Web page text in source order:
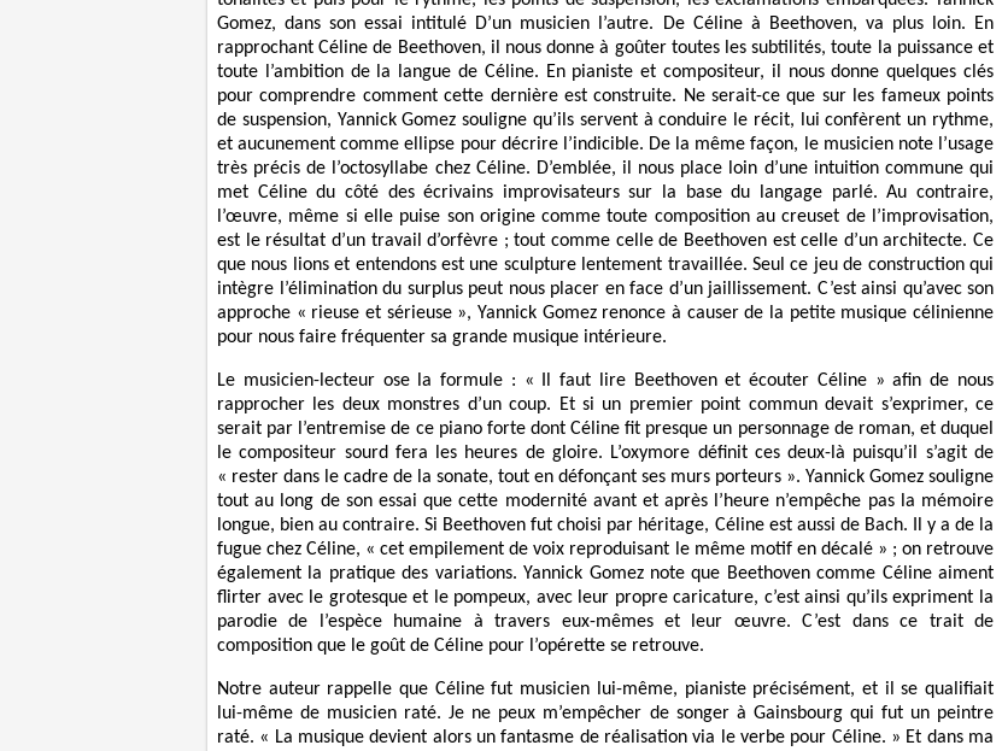
Gomez, dans son essai intitulé D’un musicien l’autre. De Céline à Beethoven, va plus loin. En
rapprochant Céline de Beethoven, il nous donne à goûter toutes les subtilités, toute la puissance et
toute l’ambition de la langue de Céline. En pianiste et compositeur, il nous donne quelques clés
pour comprendre comment cette dernière est construite. Ne serait-ce que sur les fameux points
de suspension, Yannick Gomez souligne qu’ils servent à conduire le récit, lui confèrent un rythme,
et aucunement comme ellipse pour décrire l’indicible. De la même façon, le musicien note l’usage
très précis de l’octosyllabe chez Céline. D’emblée, il nous place loin d’une intuition commune qui
met Céline du côté des écrivains improvisateurs sur la base du langage parlé. Au contraire,
l’œuvre, même si elle puise son origine comme toute composition au creuset de l’improvisation,
est le résultat d’un travail d’orfèvre ; tout comme celle de Beethoven est celle d’un architecte. Ce
que nous lions et entendons est une sculpture lentement travaillée. Seul ce jeu de construction qui
intègre l’élimination du surplus peut nous placer en face d’un jaillissement. C’est ainsi qu’avec son
approche « rieuse et sérieuse », Yannick Gomez renonce à causer de la petite musique célinienne
pour nous faire fréquenter sa grande musique intérieure.
Le musicien-lecteur ose la formule : « Il faut lire Beethoven et écouter Céline » afin de nous
rapprocher les deux monstres d’un coup. Et si un premier point commun devait s’exprimer, ce
serait par l’entremise de ce piano forte dont Céline fit presque un personnage de roman, et duquel
le compositeur sourd fera les heures de gloire. L’oxymore définit ces deux-là puisqu’il s’agit de
« rester dans le cadre de la sonate, tout en défonçant ses murs porteurs ». Yannick Gomez souligne
tout au long de son essai que cette modernité avant et après l’heure n’empêche pas la mémoire
longue, bien au contraire. Si Beethoven fut choisi par héritage, Céline est aussi de Bach. Il y a de la
fugue chez Céline, « cet empilement de voix reproduisant le même motif en décalé » ; on retrouve
également la pratique des variations. Yannick Gomez note que Beethoven comme Céline aiment
flirter avec le grotesque et le pompeux, avec leur propre caricature, c’est ainsi qu’ils expriment la
parodie de l’espèce humaine à travers eux-mêmes et leur œuvre. C’est dans ce trait de
composition que le goût de Céline pour l’opérette se retrouve.
Notre auteur rappelle que Céline fut musicien lui-même, pianiste précisément, et il se qualifiait
lui-même de musicien raté. Je ne peux m’empêcher de songer à Gainsbourg qui fut un peintre
raté. « La musique devient alors un fantasme de réalisation via le verbe pour Céline. » Et dans ma